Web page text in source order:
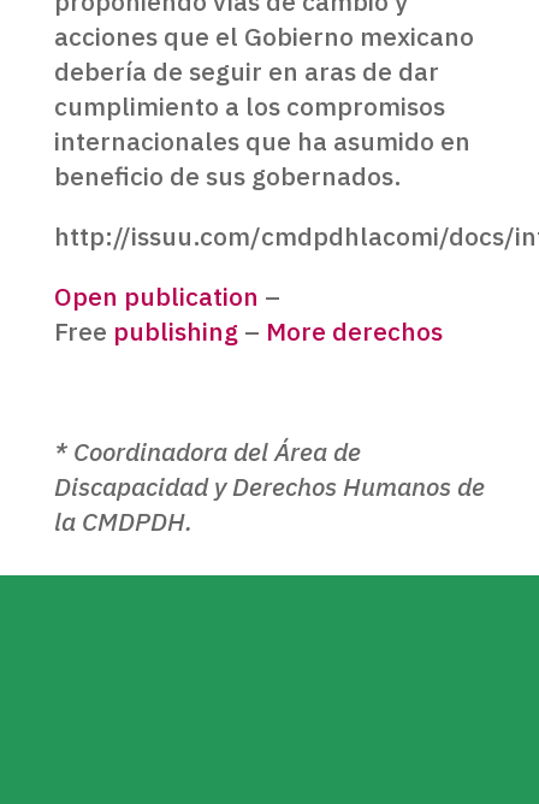
acciones que el Gobierno mexicano
debería de seguir en aras de dar
cumplimiento a los compromisos
internacionales que ha asumido en
beneficio de sus gobernados.
http://issuu.com/cmdpdhlacomi/docs/
Open publication –
Free publishing– More derechos
* Coordinadora del Área de
Discapacidad y Derechos Humanos de
la CMDPDH.